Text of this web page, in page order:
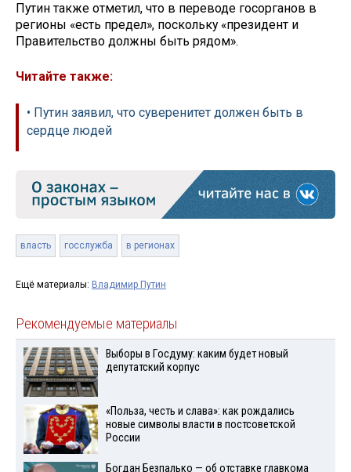
Путин также отметил, что в переводе госорганов в
регионы «есть предел», поскольку «президент и
Правительство должны быть рядом».
Читайте также:
• Путин заявил, что суверенитет должен быть в
сердце людей
власть госслужба в регионах
Ещё материалы: Владимир Путин
Рекомендуемые материалы
Выборы в Госдуму: каким будет новый
депутатский корпус
«Польза, честь и слава»: как рождались
новые символы власти в постсоветской
России
Богдан Безпалько — об отставке главкома